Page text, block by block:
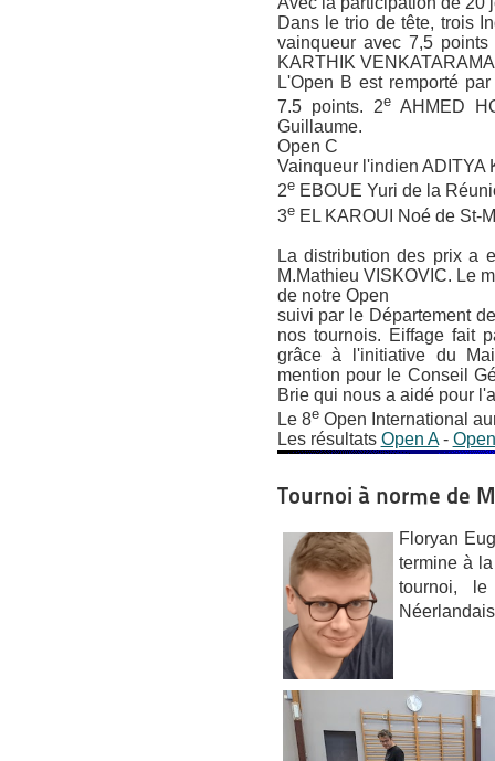
Dans le trio de tête, trois
vainqueur avec 7,5
KARTHIK
L'Open B est remporté
7.5 points. 2eAHMED
Guillaume.
Open C
Vainqueur l'indien ADITYA
2eEBOUE Yuri de la
3eEL KAROUI Noé de St-
La distribution des prix a
M.Mathieu VISKOVIC. Le
de notre Open
suivi par le Département
nos tournois. Eiffage fait
grâce à l'initiative du
mention pour le Conseil
Brie qui nous a aidé pour
Le 8eOpen International
Les résultats Open A-
Tournoi à norme de
Floryan
termine à
tournoi,